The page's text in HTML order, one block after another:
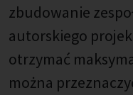
zbudowanie
autorskiego
otrzymać
można